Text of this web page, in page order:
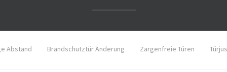
Abstand Brandschutztür Änderung Zargenfreie Türen